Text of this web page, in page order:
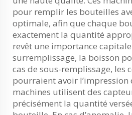
pour remplir les bouteilles
optimale, afin que chaque
exactement la quantité
revêt une importance capitale
surremplissage, la boisson
cas de sous-remplissage, les
pourraient avoir l’impression
machines utilisent des
précisément la quantité